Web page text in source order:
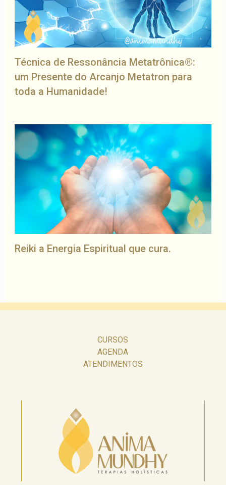
Técnica de Ressonância Metatrônica®:
um Presente do Arcanjo Metatron para
toda a Humanidade!
Reiki a Energia Espiritual que cura.
CURSOS
AGENDA
ATENDIMENTOS